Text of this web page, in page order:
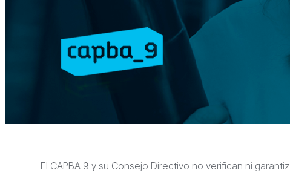
El CAPBA 9 y su Consejo Directivo no verifican ni